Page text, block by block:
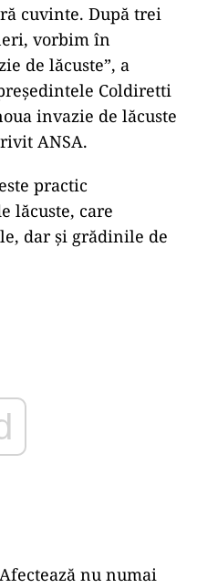
cuvinte. După trei
vorbim în
de lăcuste”, a
Coldiretti
invazie de lăcuste
ANSA.
practic
lăcuste, care
dar și grădinile de
nu numai